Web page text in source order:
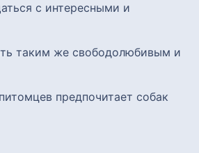
с интересными и
таким же свободолюбивым и
предпочитает собак